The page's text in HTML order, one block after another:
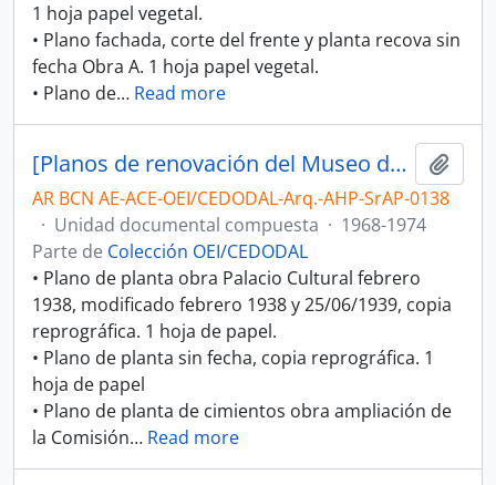
1 hoja papel vegetal.
• Plano fachada, corte del frente y planta recova sin
fecha Obra A. 1 hoja papel vegetal.
• Plano de… Read more
[Planos de renovación del Museo de Arte Decorativo, ampliación del Palacio de Cultura y renovación de la Academia Argentina de Letras]
AR BCN AE-ACE-OEI/CEDODAL-Arq.-AHP-SrAP-0138
· Unidad documental compuesta · 1968-1974
Parte de Colección OEI/CEDODAL
• Plano de planta obra Palacio Cultural febrero
1938, modificado febrero 1938 y 25/06/1939, copia
reprográfica. 1 hoja de papel.
• Plano de planta sin fecha, copia reprográfica. 1
hoja de papel
• Plano de planta de cimientos obra ampliación de
la Comisión… Read more